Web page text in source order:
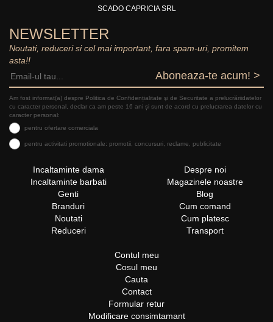
SCADO CAPRICIA SRL
NEWSLETTER
Noutati, reduceri si cel mai important, fara spam-uri, promitem
asta!!
Aboneaza-te acum! >
Am fost informat(a) despre Politica de Confidențialitate şi de Securitate a prelucrăriidatelor
cu caracter personal, declar ca am peste 16 ani și sunt de acord cu prelucrarea datelor cu
caracter personal:
pentru ofertare comerciala
pentru activitati promotionale: promotii, concursuri, reclame, publicitate
Incaltaminte dama
Incaltaminte barbati
Genti
Branduri
Noutati
Reduceri
Despre noi
Magazinele noastre
Blog
Cum comand
Cum platesc
Transport
Contul meu
Cosul meu
Cauta
Contact
Formular retur
Modificare consimtamant